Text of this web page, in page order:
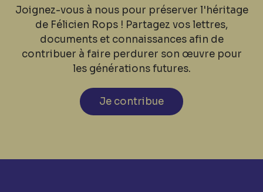
Joignez-vous à nous pour préserver l'héritage
de Félicien Rops ! Partagez vos lettres,
documents et connaissances afin de
contribuer à faire perdurer son œuvre pour
les générations futures.
Je contribue